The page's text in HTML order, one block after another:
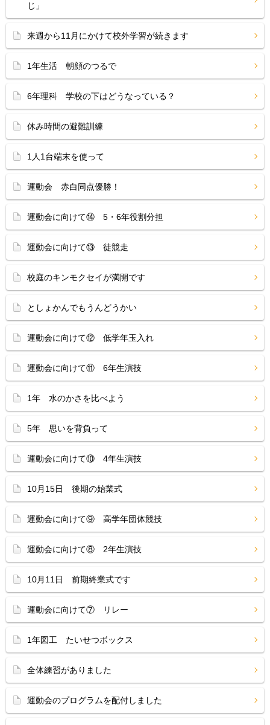
じ」
来週から11月にかけて校外学習が続きます
1年生活 朝顔のつるで
6年理科 学校の下はどうなっている？
休み時間の避難訓練
1人1台端末を使って
運動会 赤白同点優勝！
運動会に向けて⑭ 5・6年役割分担
運動会に向けて⑬ 徒競走
校庭のキンモクセイが満開です
としょかんでもうんどうかい
運動会に向けて⑫ 低学年玉入れ
運動会に向けて⑪ 6年生演技
1年 水のかさを比べよう
5年 思いを背負って
運動会に向けて⑩ 4年生演技
10月15日 後期の始業式
運動会に向けて⑨ 高学年団体競技
運動会に向けて⑧ 2年生演技
10月11日 前期終業式です
運動会に向けて⑦ リレー
1年図工 たいせつボックス
全体練習がありました
運動会のプログラムを配付しました